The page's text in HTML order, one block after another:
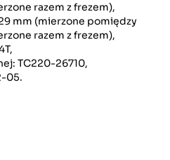
razem z frezem),
mm (mierzone pomiędzy
razem z frezem),
TC220-26710,
05.